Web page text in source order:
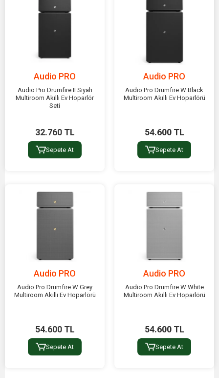
Audio PRO
Audio Pro Drumfire II Siyah
Multiroom Akıllı Ev Hoparlör
Seti
32.760 TL
Sepete At
Audio PRO
Audio Pro Drumfire W Black
Multiroom Akıllı Ev Hoparlörü
54.600 TL
Sepete At
Audio PRO
Audio Pro Drumfire W Grey
Multiroom Akıllı Ev Hoparlörü
54.600 TL
Sepete At
Audio PRO
Audio Pro Drumfire W White
Multiroom Akıllı Ev Hoparlörü
54.600 TL
Sepete At